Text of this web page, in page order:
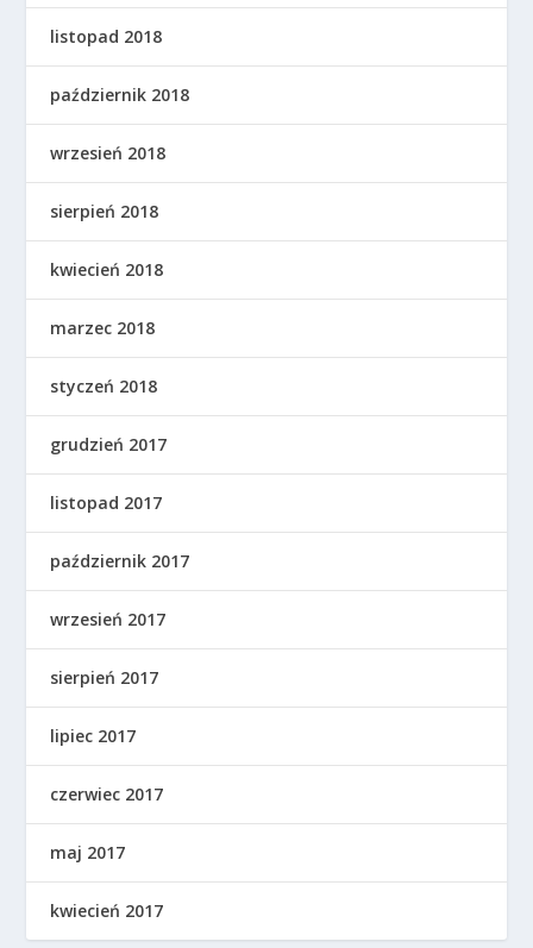
listopad 2018
październik 2018
wrzesień 2018
sierpień 2018
kwiecień 2018
marzec 2018
styczeń 2018
grudzień 2017
listopad 2017
październik 2017
wrzesień 2017
sierpień 2017
lipiec 2017
czerwiec 2017
maj 2017
kwiecień 2017